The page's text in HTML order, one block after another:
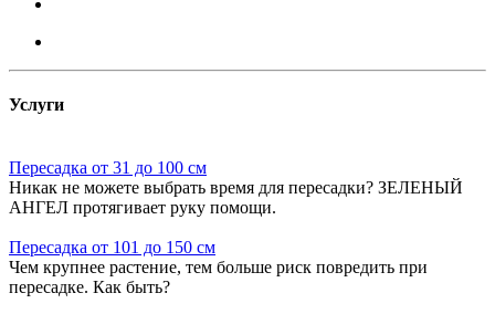
Услуги
Пересадка от 31 до 100 см
Никак не можете выбрать время для пересадки? ЗЕЛЕНЫЙ
АНГЕЛ протягивает руку помощи.
Пересадка от 101 до 150 см
Чем крупнее растение, тем больше риск повредить при
пересадке. Как быть?